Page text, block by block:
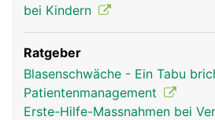
bei Kindern
Ratgeber
Blasenschwäche - Ein Tabu
Patientenmanagement
Erste-Hilfe-Massnahmen bei